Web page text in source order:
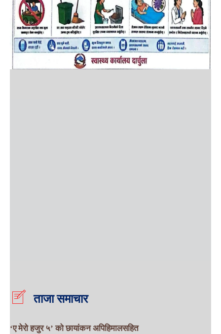
ताजा समाचार
‘ए मेरो हजुर ५’ को छायांकन अपिहिमालसहित